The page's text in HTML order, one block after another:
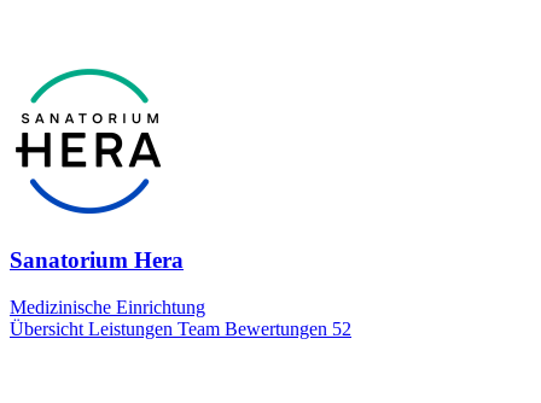
Sanatorium Hera
Medizinische Einrichtung
Übersicht Leistungen Team Bewertungen 52